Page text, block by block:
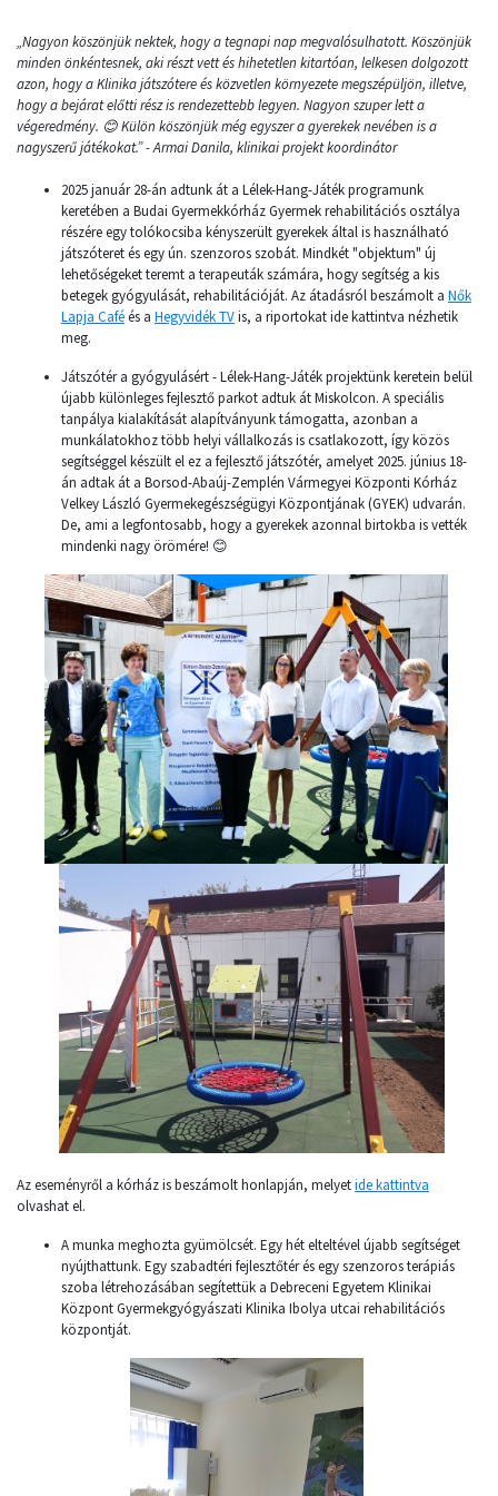
„Nagyon köszönjük nektek, hogy a tegnapi nap megvalósulhatott. Köszönjük
minden önkéntesnek, aki részt vett és hihetetlen kitartóan, lelkesen dolgozott
azon, hogy a Klinika játszótere és közvetlen környezete megszépüljön, illetve,
hogy a bejárat előtti rész is rendezettebb legyen. Nagyon szuper lett a
végeredmény. 😊 Külön köszönjük még egyszer a gyerekek nevében is a
nagyszerű játékokat.” - Armai Danila, klinikai projekt koordinátor
2025 január 28-án adtunk át a Lélek-Hang-Játék programunk
keretében a Budai Gyermekkórház Gyermek rehabilitációs osztálya
részére egy tolókocsiba kényszerült gyerekek által is használható
játszóteret és egy ún. szenzoros szobát. Mindkét "objektum" új
lehetőségeket teremt a terapeuták számára, hogy segítség a kis
betegek gyógyulását, rehabilitációját. Az átadásról beszámolt a Nők
Lapja Caféés a Hegyvidék TVis, a riportokat ide kattintva nézhetik
meg.
Játszótér a gyógyulásért - Lélek-Hang-Játék projektünk keretein belül
újabb különleges fejlesztő parkot adtuk át Miskolcon. A speciális
tanpálya kialakítását alapítványunk támogatta, azonban a
munkálatokhoz több helyi vállalkozás is csatlakozott, így közös
segítséggel készült el ez a fejlesztő játszótér, amelyet 2025. június 18-
án adtak át a Borsod-Abaúj-Zemplén Vármegyei Központi Kórház
Velkey László Gyermekegészségügyi Központjának (GYEK) udvarán.
De, ami a legfontosabb, hogy a gyerekek azonnal birtokba is vették
mindenki nagy örömére! 😊
Az eseményről a kórház is beszámolt honlapján, melyetide kattintva
olvashat el.
A munka meghozta gyümölcsét. Egy hét elteltével újabb segítséget
nyújthattunk. Egy szabadtéri fejlesztőtér és egy szenzoros terápiás
szoba létrehozásában segítettük a Debreceni Egyetem Klinikai
Központ Gyermekgyógyászati Klinika Ibolya utcai rehabilitációs
központját.